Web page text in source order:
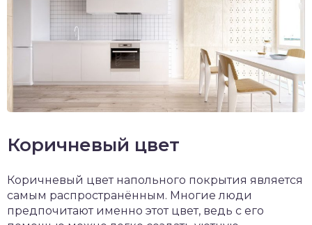
Коричневый цвет
Коричневый цвет напольного покрытия является
самым распространённым. Многие люди
предпочитают именно этот цвет, ведь с его